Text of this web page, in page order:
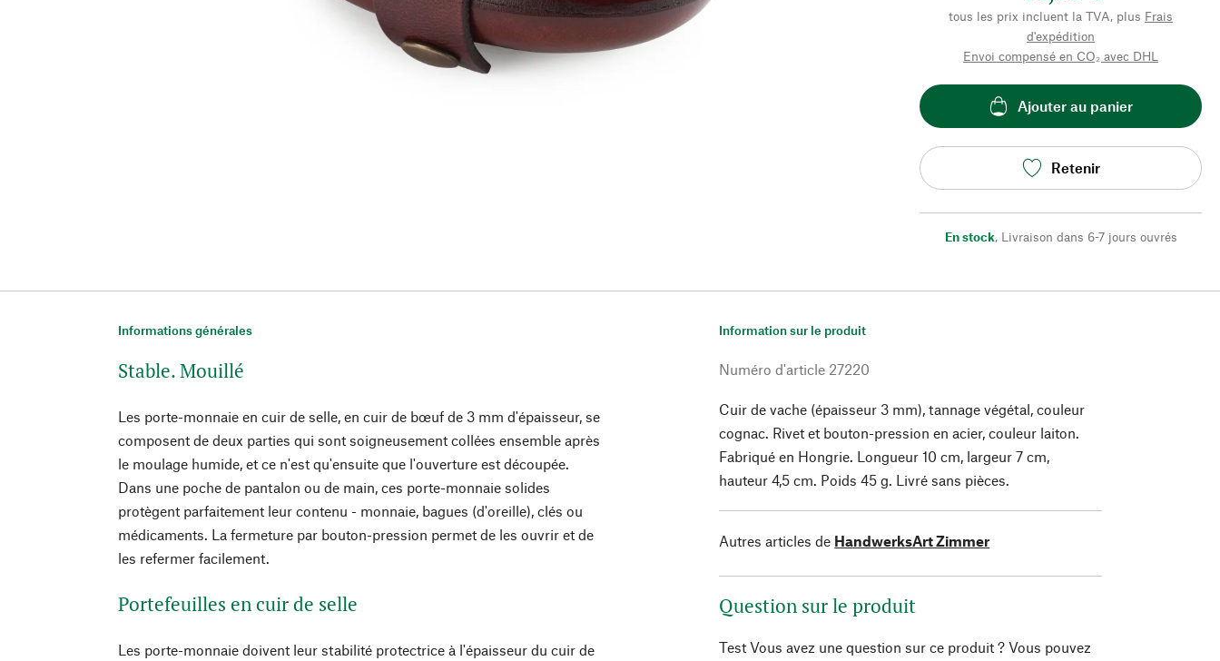
tous les prix incluent la TVA, plus Frais
d'expédition
Envoi compensé en CO₂ avec DHL
Ajouter au panier
Retenir
En stock, Livraison dans 6-7 jours ouvrés
Informations générales
Stable. Mouillé
Les porte-monnaie en cuir de selle, en cuir de bœuf de 3 mm d'épaisseur, se
composent de deux parties qui sont soigneusement collées ensemble après
le moulage humide, et ce n'est qu'ensuite que l'ouverture est découpée.
Dans une poche de pantalon ou de main, ces porte-monnaie solides
protègent parfaitement leur contenu - monnaie, bagues (d'oreille), clés ou
médicaments. La fermeture par bouton-pression permet de les ouvrir et de
les refermer facilement.
Portefeuilles en cuir de selle
Les porte-monnaie doivent leur stabilité protectrice à l'épaisseur du cuir de
Information sur le produit
Numéro d'article 27220
Cuir de vache (épaisseur 3 mm), tannage végétal, couleur
cognac. Rivet et bouton-pression en acier, couleur laiton.
Fabriqué en Hongrie. Longueur 10 cm, largeur 7 cm,
hauteur 4,5 cm. Poids 45 g. Livré sans pièces.
Autres articles de HandwerksArt Zimmer
Question sur le produit
Test Vous avez une question sur ce produit ? Vous pouvez